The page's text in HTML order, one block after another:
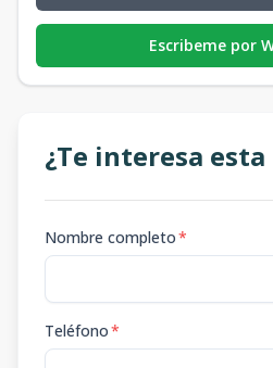
Escribeme por
¿Te interesa
Nombre completo*
Teléfono*